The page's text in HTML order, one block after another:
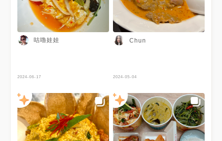
咕嚕娃娃
2024-06-17
Chun
2024-05-04